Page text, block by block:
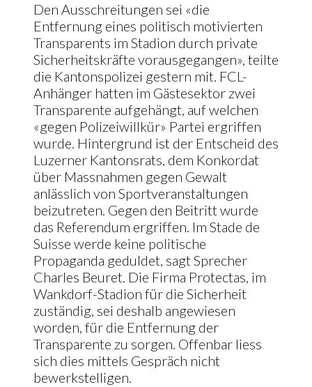
Den Ausschreitungen sei «die
Entfernung eines politisch motivierten
Transparents im Stadion durch private
Sicherheitskräfte vorausgegangen», teilte
die Kantonspolizei gestern mit. FCL-
Anhänger hatten im Gästesektor zwei
Transparente aufgehängt, auf welchen
«gegen Polizeiwillkür» Partei ergriffen
wurde. Hintergrund ist der Entscheid des
Luzerner Kantonsrats, dem Konkordat
über Massnahmen gegen Gewalt
anlässlich von Sportveranstaltungen
beizutreten. Gegen den Beitritt wurde
das Referendum ergriffen. Im Stade de
Suisse werde keine politische
Propaganda geduldet, sagt Sprecher
Charles Beuret. Die Firma Protectas, im
Wankdorf-Stadion für die Sicherheit
zuständig, sei deshalb angewiesen
worden, für die Entfernung der
Transparente zu sorgen. Offenbar liess
sich dies mittels Gespräch nicht
bewerkstelligen.